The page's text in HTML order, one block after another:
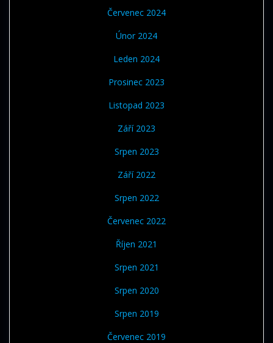
Červenec 2024
Únor 2024
Leden 2024
Prosinec 2023
Listopad 2023
Září 2023
Srpen 2023
Září 2022
Srpen 2022
Červenec 2022
Říjen 2021
Srpen 2021
Srpen 2020
Srpen 2019
Červenec 2019